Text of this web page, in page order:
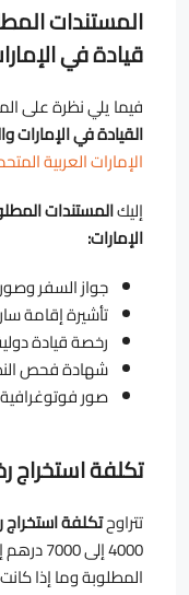
المستندات
قيادة في
فيما يلي نظرة على
القيادة في الإمارات
الإمارات العربية
إليكالمستندات
الإمارات:
جواز السفر
تأشيرة إقامة
رخصة قيادة
شهادة فحص
صور
تكلفة استخراج
تتراوحتكلفة
4000
المطلوبة وما إذا